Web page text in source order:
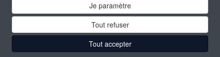
Je paramètre
Tout refuser
Tout accepter